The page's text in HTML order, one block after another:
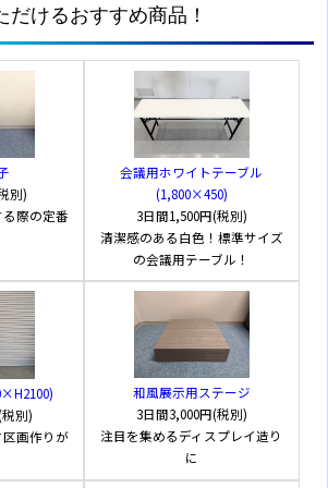
使用時：幅(W)270×奥(D)400×高
(H)1,460mm
折りたたみ時：幅(W)270×奥(D)100×高
(H)1,500mm
ホワイト
5.2kg
折りたたまれた状態から広げるだけで使用で
きる状態になります。
上部プレートのサイズは幅234×高さ100mm
になります。
だけるおすすめ商品！
別)
際の定番
会議用ホワイトテーブル
(1,800×450)
3日間1,500円(税別)
清潔感のある白色！標準サイズ
の会議用テーブル！
別)
画作りが
和風展示用ステージ
3日間3,000円(税別)
注目を集めるディスプレイ造り
に